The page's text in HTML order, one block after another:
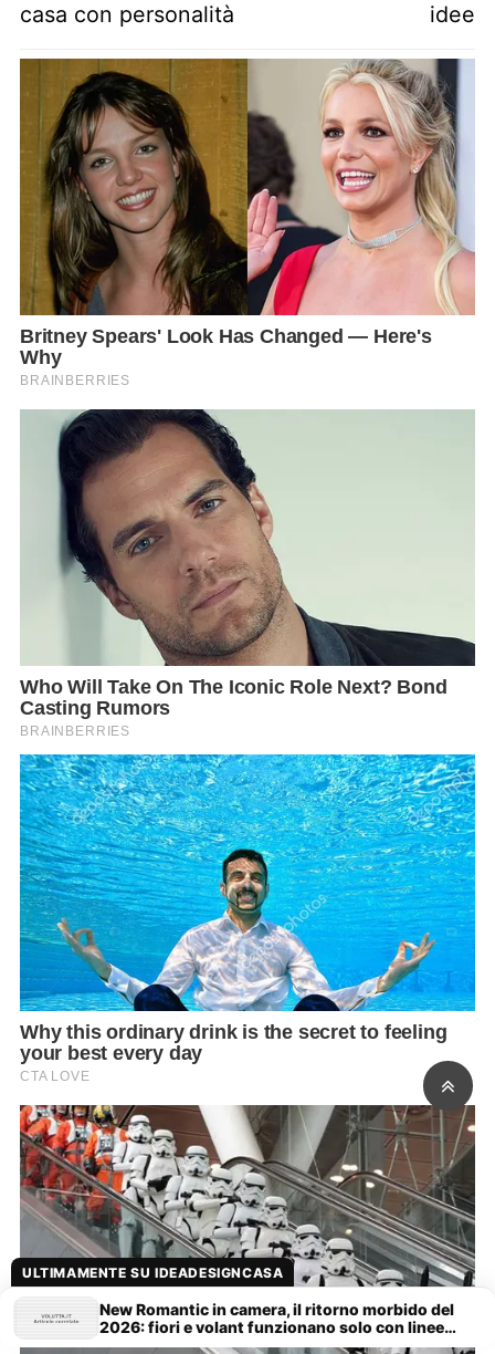
casa con personalità
idee
ULTIMAMENTE SU IDEADESIGNCASA
New Romantic in camera, il ritorno morbido del
2026: fiori e volant funzionano solo con linee
pulite